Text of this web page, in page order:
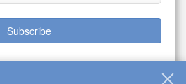
Subscribe